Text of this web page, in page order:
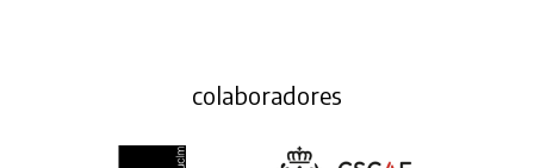
colaboradores